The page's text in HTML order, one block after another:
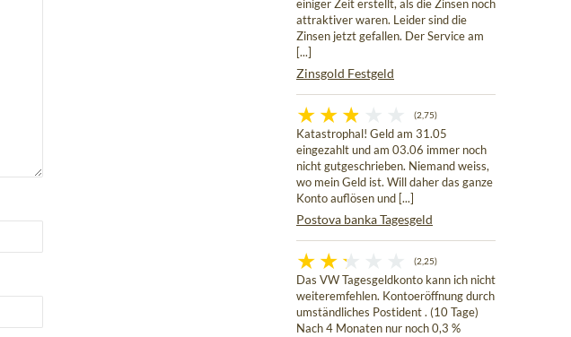
einiger Zeit erstellt, als die Zinsen noch
attraktiver waren. Leider sind die
Zinsen jetzt gefallen. Der Service am
[...]
Zinsgold Festgeld
(2,75)
Katastrophal! Geld am 31.05
eingezahlt und am 03.06 immer noch
nicht gutgeschrieben. Niemand weiss,
wo mein Geld ist. Will daher das ganze
Konto auflösen und [...]
Postova banka Tagesgeld
(2,25)
Das VW Tagesgeldkonto kann ich nicht
weiteremfehlen. Kontoeröffnung durch
umständliches Postident . (10 Tage)
Nach 4 Monaten nur noch 0,3 %